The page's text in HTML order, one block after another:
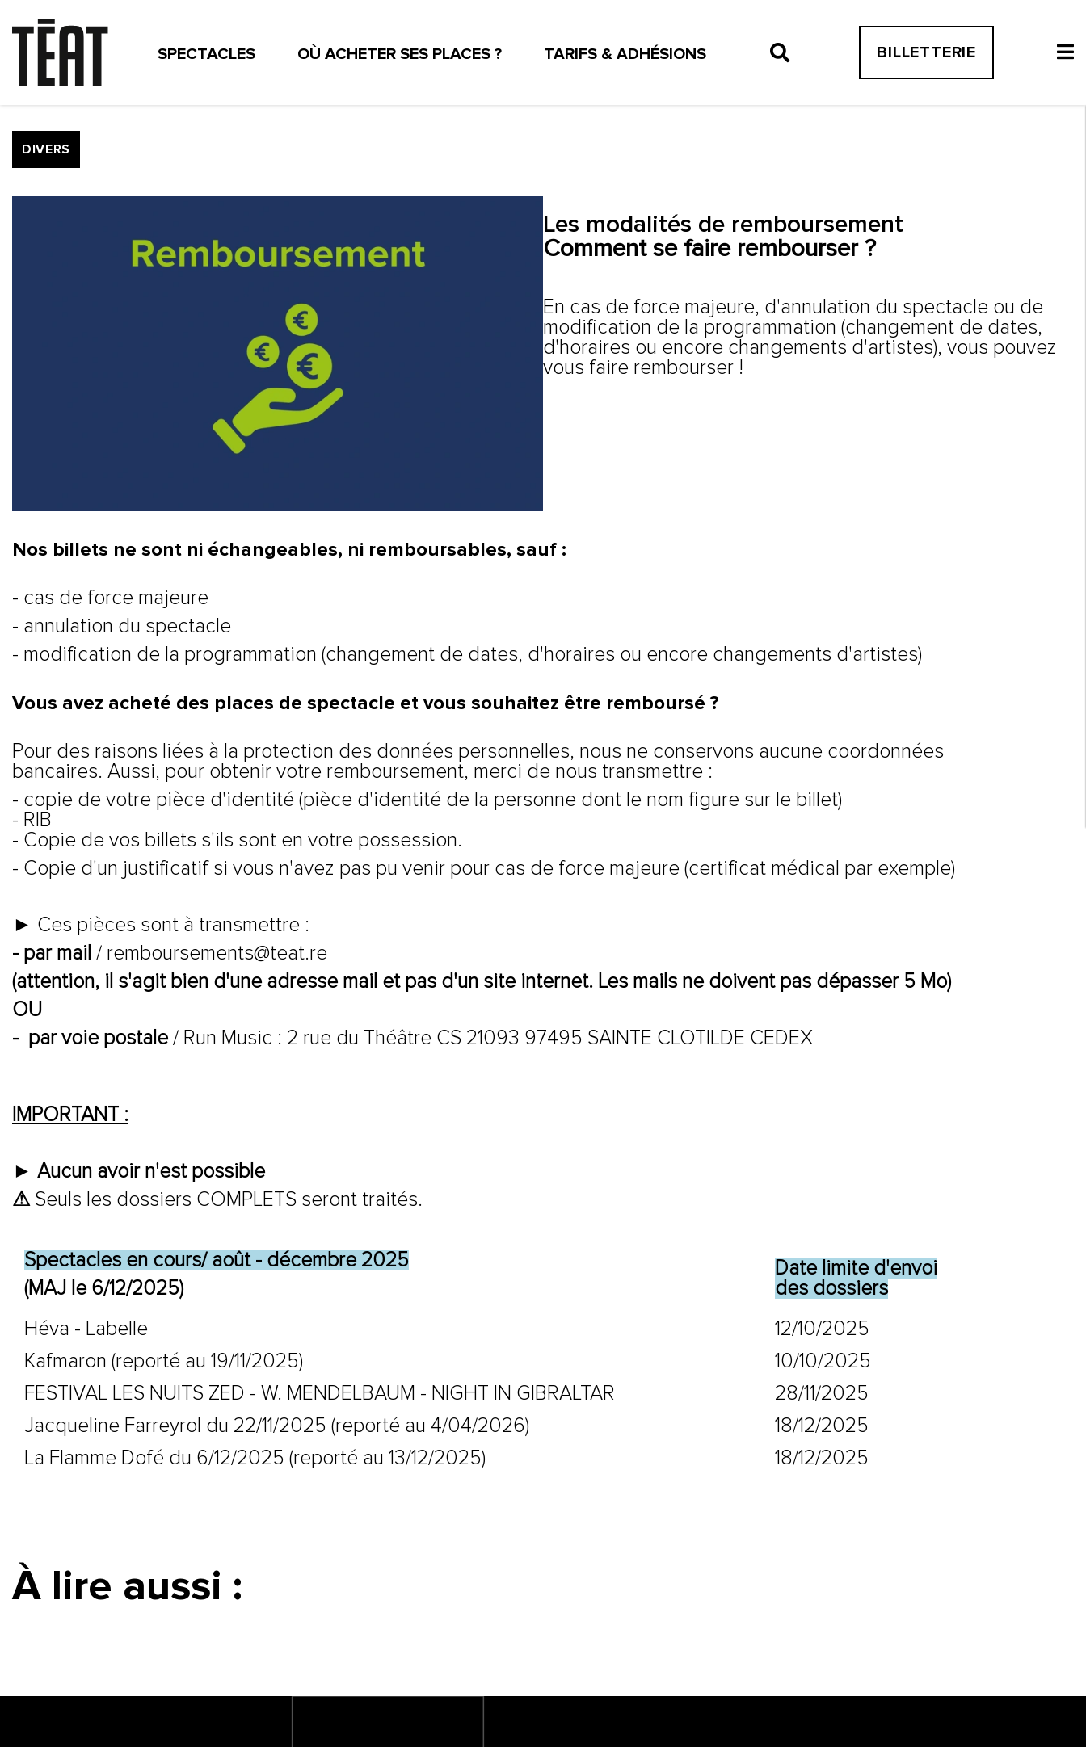
SPECTACLES OÙ ACHETER SES PLACES ?
TARIFS & ADHÉSIONS
BILLETTERIE
DIVERS
Les modalités de remboursement
Comment se faire rembourser ?
En cas de force majeure, d'annulation du spectacle ou de
modification de la programmation (changement de dates,
d'horaires ou encore changements d'artistes), vous pouvez
vous faire rembourser !
Nos billets ne sont ni échangeables, ni remboursables, sauf :
- cas de force majeure
- annulation du spectacle
- modification de la programmation (changement de dates, d'horaires ou encore changements d'artistes)
Vous avez acheté des places de spectacle et vous souhaitez être remboursé ?
Pour des raisons liées à la protection des données personnelles, nous ne conservons aucune coordonnées
bancaires. Aussi, pour obtenir votre remboursement, merci de nous transmettre :
- copie de votre pièce d'identité (pièce d'identité de la personne dont le nom figure sur le billet)
- RIB
- Copie de vos billets s'ils sont en votre possession.
- Copie d'un justificatif si vous n'avez pas pu venir pour cas de force majeure (certificat médical par exemple)
► Ces pièces sont à transmettre :
- par mail / remboursements@teat.re
(attention, il s'agit bien d'une adresse mail et pas d'un site internet. Les mails ne doivent pas dépasser 5 Mo)
OU
- par voie postale/ Run Music : 2 rue du Théâtre CS 21093 97495 SAINTE CLOTILDE CEDEX
IMPORTANT :
► Aucun avoir n'est possible
⚠ Seuls les dossiers COMPLETS seront traités.
Spectacles en cours/ août - décembre 2025
(MAJ le 6/12/2025)
Date limite d'envoi
des dossiers
Héva - Labelle
12/10/2025
Kafmaron (reporté au 19/11/2025)
10/10/2025
FESTIVAL LES NUITS ZED - W. MENDELBAUM - NIGHT IN GIBRALTAR
28/11/2025
Jacqueline Farreyrol du 22/11/2025 (reporté au 4/04/2026)
18/12/2025
La Flamme Dofé du 6/12/2025 (reporté au 13/12/2025)
18/12/2025
À lire aussi :